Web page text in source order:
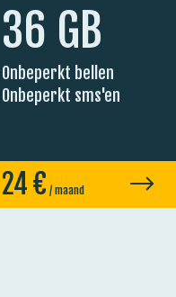
36 GB
Onbeperkt bellen
Onbeperkt sms'en
24€ / maand